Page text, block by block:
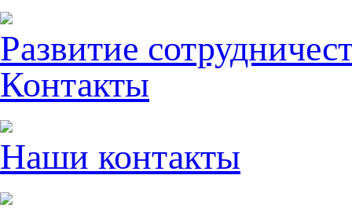
Развитие
Контакты
Наши контакты